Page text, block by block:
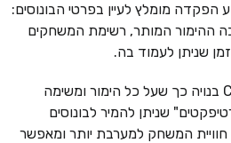
הפקדה מומלץ לעיין בפרטי הבונוסים:
ההימור המותר, רשימת המשחקים
שניתן לעמוד בה.
מערכת התגמולים של Casoo בנויה כך שעל כל הימור ומשימה
שניתן להמיר לבונוסים
המשחק למערבת יותר ומאפשר